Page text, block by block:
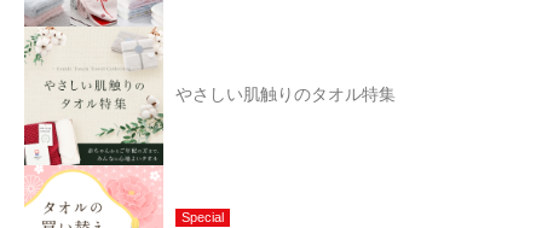
やさしい肌触りのタオル特集
Special